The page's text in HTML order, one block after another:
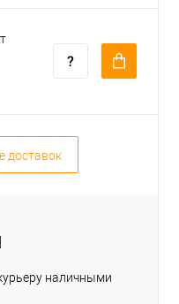
доставок
наличными